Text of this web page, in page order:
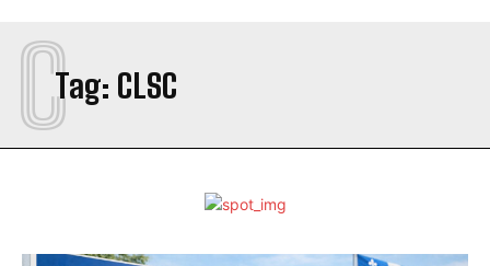
Tag: CLSC
C